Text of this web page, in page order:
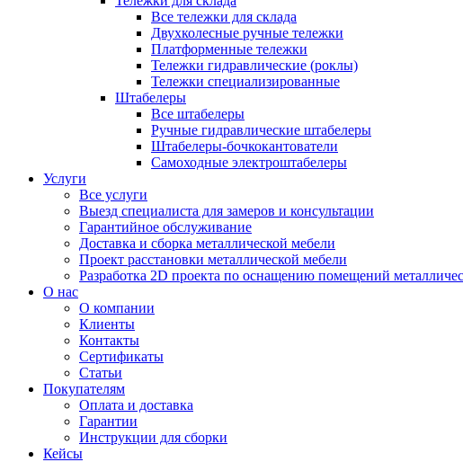
Все тележки для склада
Двухколесные ручные тележки
Платформенные тележки
Тележки гидравлические (роклы)
Тележки специализированные
Штабелеры
Все штабелеры
Ручные гидравлические штабелеры
Штабелеры-бочкокантователи
Самоходные электроштабелеры
Услуги
Все услуги
Выезд специалиста для замеров и консультации
Гарантийное обслуживание
Доставка и сборка металлической мебели
Проект расстановки металлической мебели
Разработка 2D проекта по оснащению помещений
О нас
О компании
Клиенты
Контакты
Сертификаты
Статьи
Покупателям
Оплата и доставка
Гарантии
Инструкции для сборки
Кейсы